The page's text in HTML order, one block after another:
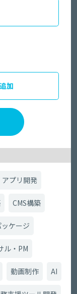
加
アプリ開発
CMS構築
ケージ
ル・PM
動画制作 AI